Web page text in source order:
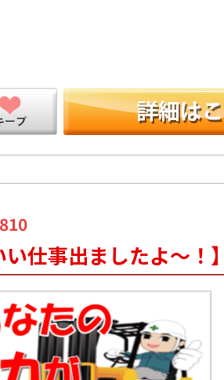
い仕事出ましたよ～